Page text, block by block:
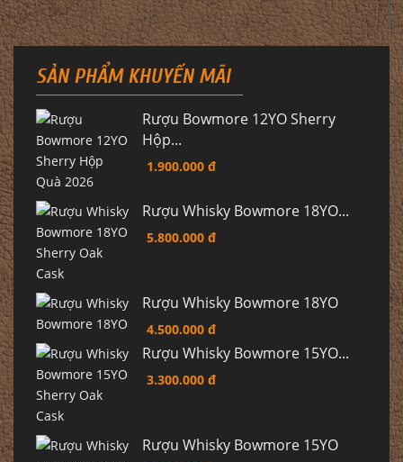
SẢN PHẨM KHUYẾN MÃI
Rượu Bowmore 12YO Sherry
Hộp...
1.900.000 đ
Rượu Whisky Bowmore 18YO...
5.800.000 đ
Rượu Whisky Bowmore 18YO
4.500.000 đ
Rượu Whisky Bowmore 15YO...
3.300.000 đ
Rượu Whisky Bowmore 15YO